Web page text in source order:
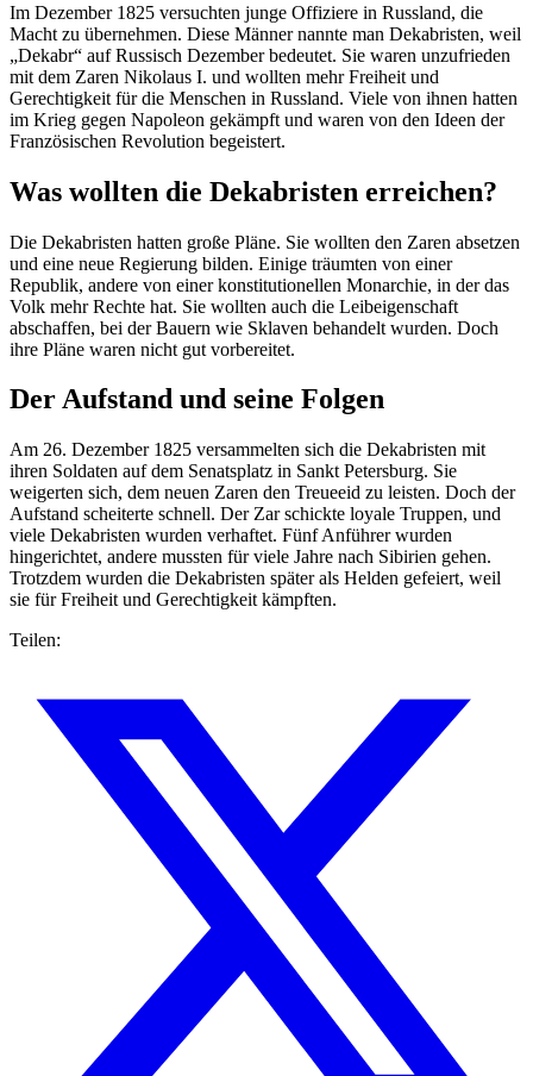
Im Dezember 1825 versuchten junge Offiziere in Russland, die
Macht zu übernehmen. Diese Männer nannte man Dekabristen, weil
„Dekabr“ auf Russisch Dezember bedeutet. Sie waren unzufrieden
mit dem Zaren Nikolaus I. und wollten mehr Freiheit und
Gerechtigkeit für die Menschen in Russland. Viele von ihnen hatten
im Krieg gegen Napoleon gekämpft und waren von den Ideen der
Französischen Revolution begeistert.
Was wollten die Dekabristen erreichen?
Die Dekabristen hatten große Pläne. Sie wollten den Zaren absetzen
und eine neue Regierung bilden. Einige träumten von einer
Republik, andere von einer konstitutionellen Monarchie, in der das
Volk mehr Rechte hat. Sie wollten auch die Leibeigenschaft
abschaffen, bei der Bauern wie Sklaven behandelt wurden. Doch
ihre Pläne waren nicht gut vorbereitet.
Der Aufstand und seine Folgen
Am 26. Dezember 1825 versammelten sich die Dekabristen mit
ihren Soldaten auf dem Senatsplatz in Sankt Petersburg. Sie
weigerten sich, dem neuen Zaren den Treueeid zu leisten. Doch der
Aufstand scheiterte schnell. Der Zar schickte loyale Truppen, und
viele Dekabristen wurden verhaftet. Fünf Anführer wurden
hingerichtet, andere mussten für viele Jahre nach Sibirien gehen.
Trotzdem wurden die Dekabristen später als Helden gefeiert, weil
sie für Freiheit und Gerechtigkeit kämpften.
Teilen: